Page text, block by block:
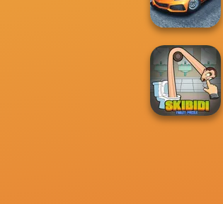
Madness Driver
Vertigo City